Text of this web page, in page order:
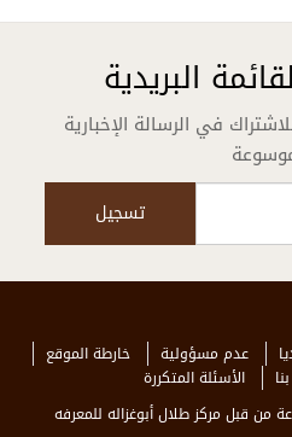
البريدية
في الرسالة الإخبارية
عدم مسؤولية
خارطة الموقع
الأسئلة المتكررة
قبل مركز طلال أبوغزاله للمعرفه